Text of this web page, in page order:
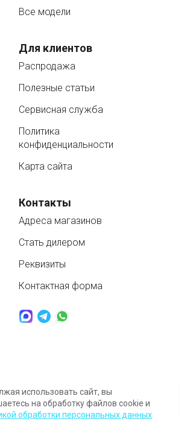
Все модели
Для клиентов
Распродажа
Полезные статьи
Сервисная служба
Политика
конфиденциальности
Карта сайта
Контакты
Адреса магазинов
Стать дилером
Реквизиты
Контактная форма
Ваше внимание на то, что данный интернет-сайт носит
информационный характер и ни при каких условиях не
офертой, определяемой положениями ч. 2 ст. 437
кодекса Российской Федерации.
использовать сайт, вы
на обработку файлов cookie и
обработки персональных данных